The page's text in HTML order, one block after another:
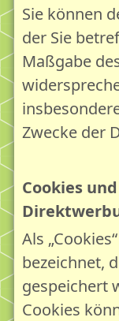
Sie können
der Sie
Maßgabe
Zwecke der
Cookies
Als
bezeichnet,
gespeichert
Cookies